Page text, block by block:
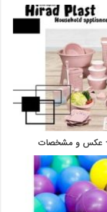
+ عکس و مشخصات